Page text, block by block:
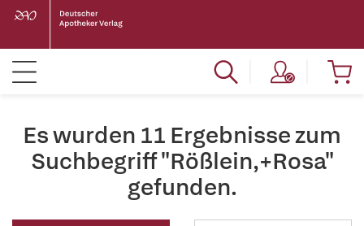
Es wurden 11 Ergebnisse zum
Suchbegriff "Rößlein,+Rosa"
gefunden.